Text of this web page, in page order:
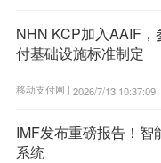
NHN KCP加入AAIF，
付基础设施标准制定
移动支付网 | 2026/7/13 10:37:09
IMF发布重磅报告！智
系统